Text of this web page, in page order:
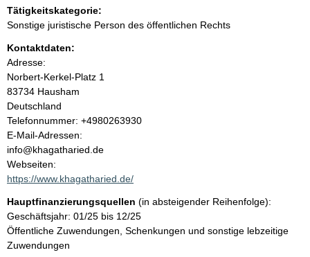
n
i
n
h
a
l
t
Tätigkeitskategorie:
Sonstige juristische Person des öffentlichen Rechts
Kontaktdaten:
Adresse:
Norbert-Kerkel-Platz 1
83734 Hausham
Deutschland
K
o
n
t
a
t
i
n
f
Telefonnummer: +4980263930
E-Mail-Adressen:
info@khagatharied.de
Webseiten:
https://www.khagatharied.de/
Hauptfinanzierungsquellen (in absteigender Reihenfolge):
Geschäftsjahr: 01/25 bis 12/25
Öffentliche Zuwendungen, Schenkungen und sonstige lebzeitige
Zuwendungen